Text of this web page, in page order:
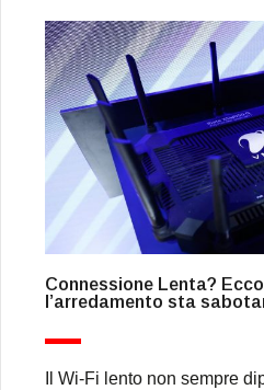
Connessione Lenta?
l’arredamento sta
Il Wi-Fi lento non sempre